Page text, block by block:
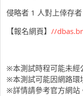
侵略者 1 人對上倖存
【報名網頁】 //
※本測試時程可能未經
※本測試可能因網路環
※詳情請參考官方網站